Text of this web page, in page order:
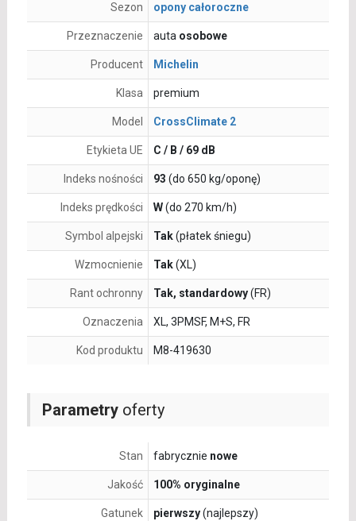
Parametryoferty
Stan fabrycznie nowe
Jakość 100% oryginalne
Gatunek pierwszy(najlepszy)
Sezon opony całoroczne
Przeznaczenie auta osobowe
Producent Michelin
Klasa premium
Model CrossClimate 2
Etykieta UE C / B / 69 dB
Indeks nośności 93 (do 650 kg/oponę)
Indeks prędkości W(do 270 km/h)
Symbol alpejski Tak(płatek śniegu)
Wzmocnienie Tak(XL)
Rant ochronny Tak, standardowy(FR)
Oznaczenia XL, 3PMSF, M+S, FR
Kod produktu M8-419630